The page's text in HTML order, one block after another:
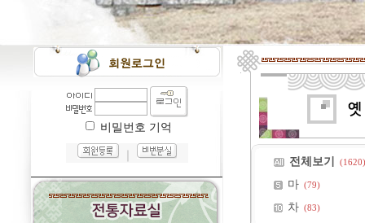
비밀번호 기억
전체보기 (1620)
마 (79)
차 (83)